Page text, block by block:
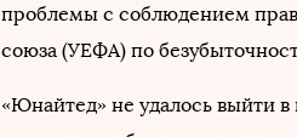
проблемы с соблюдением
союза (УЕФА) по
«Юнайтед» не удалось выйти